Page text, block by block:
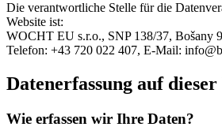
Die verantwortliche Stelle für die
Website ist:
WOCHT EU s.r.o., SNP 138/37, Bošany
Telefon: +43 720 022 407, E-Mail:
Datenerfassung auf dieser
Wie erfassen wir Ihre Daten?